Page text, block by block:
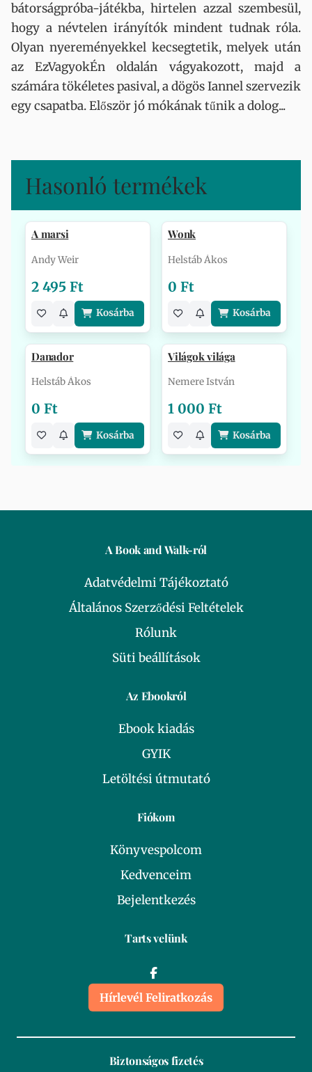
bátorságpróba-játékba, hirtelen azzal szembesül,
hogy a névtelen irányítók mindent tudnak róla.
Olyan nyereményekkel kecsegtetik, melyek után
az EzVagyokÉn oldalán vágyakozott, majd a
számára tökéletes pasival, a dögös Iannel szervezik
egy csapatba. Először jó mókának tűnik a dolog...
Hasonló termékek
A marsi
Andy Weir
2 495 Ft
Kosárba
Wonk
Helstáb Ákos
0 Ft
Kosárba
Danador
Helstáb Ákos
0 Ft
Kosárba
Világok világa
Nemere István
1 000 Ft
Kosárba
A Book and Walk-ról
Adatvédelmi Tájékoztató
Általános Szerződési Feltételek
Rólunk
Süti beállítások
Az Ebookról
Ebook kiadás
GYIK
Letöltési útmutató
Fiókom
Könyvespolcom
Kedvenceim
Bejelentkezés
Tarts velünk
Hírlevél Feliratkozás
Biztonságos fizetés